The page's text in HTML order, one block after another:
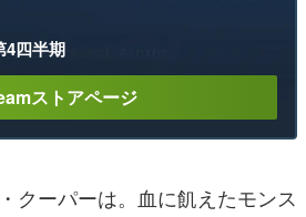
4四半期
ストアページ
クーパーは。血に飢えたモンス